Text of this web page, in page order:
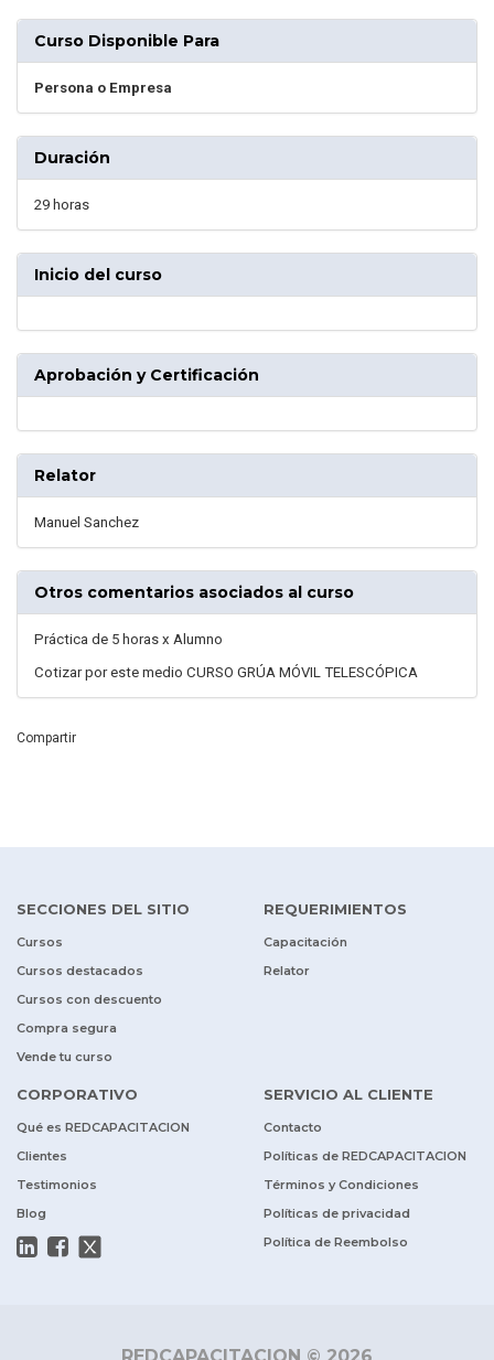
Curso Disponible Para
Persona o Empresa
Duración
29 horas
Inicio del curso
Aprobación y Certificación
Relator
Manuel Sanchez
Otros comentarios asociados al curso
Práctica de 5 horas x Alumno
Cotizar por este medio CURSO GRÚA MÓVIL TELESCÓPICA
Compartir
SECCIONES DEL SITIO
Cursos
Cursos destacados
Cursos con descuento
Compra segura
Vende tu curso
REQUERIMIENTOS
Capacitación
Relator
CORPORATIVO
Qué es REDCAPACITACION
Clientes
Testimonios
Blog
SERVICIO AL CLIENTE
Contacto
Políticas de REDCAPACITACION
Términos y Condiciones
Políticas de privacidad
Política de Reembolso